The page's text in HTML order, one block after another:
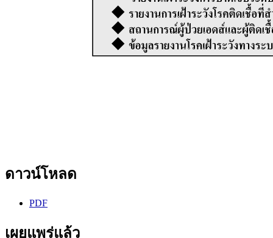
ดาวน์โหลด
PDF
เผยแพร่แล้ว